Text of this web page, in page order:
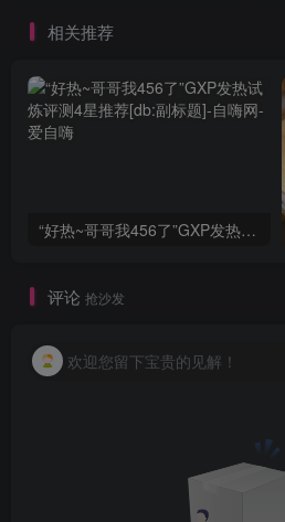
相关推荐
“好热~哥哥我456了”GXP发热试炼评测4星推荐[db:副标题]
评论 抢沙发
欢迎您留下宝贵的见解！